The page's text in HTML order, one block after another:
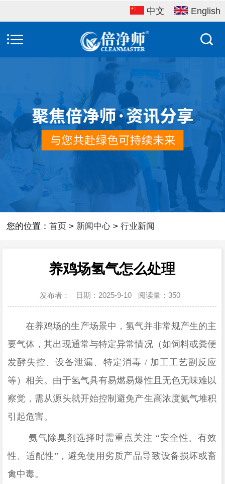
中文 English
您的位置：首页 > 新闻中心 >行业新闻
养鸡场氢气怎么处理
发布者： 日期：2025-9-10 阅读量： 350
在养鸡场的生产场景中，氢气并非常规产生的主
要气体，其出现通常与特定异常情况（如饲料或粪便
发酵失控、设备泄漏、特定消毒 / 加工工艺副反应
等）相关。由于氢气具有易燃易爆性且无色无味难以
察觉， 需从源头就开始控制避免产生高浓度氨气堆积
引起危害。
氨气除臭剂选择时需重点关注 “安全性、有效
性、适配性”，避免使用劣质产品导致设备损坏或畜
禽中毒。